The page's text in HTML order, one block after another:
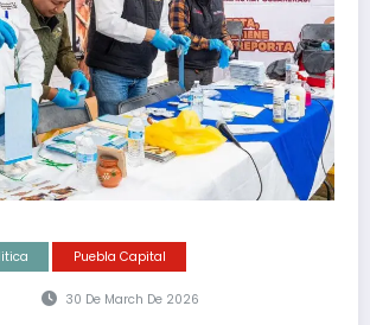
Puebla Capital
30 De March De 2026